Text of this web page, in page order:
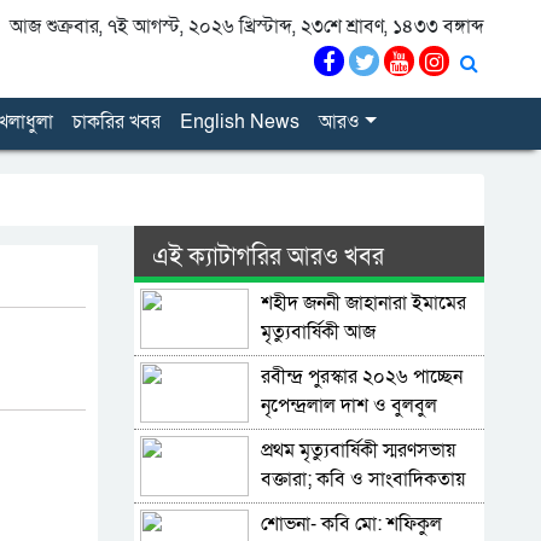
আজ শুক্রবার, ৭ই আগস্ট, ২০২৬ খ্রিস্টাব্দ, ২৩শে শ্রাবণ, ১৪৩৩ বঙ্গাব্দ
চাকরির খবর English News আরও
এই ক্যাটাগরির আরও খবর
শহীদ জননী জাহানারা ইমামের
মৃত্যুবার্ষিকী আজ
রবীন্দ্র পুরস্কার ২০২৬ পাচ্ছেন
নৃপেন্দ্রলাল দাশ ও বুলবুল
ইসলাম
প্রথম মৃত্যুবার্ষিকী স্মরণসভায়
বক্তারা; কবি ও সাংবাদিকতায়
উজ্জ্বল আলো ছড়িয়েছেন
শোভনা- কবি মো: শফিকুল